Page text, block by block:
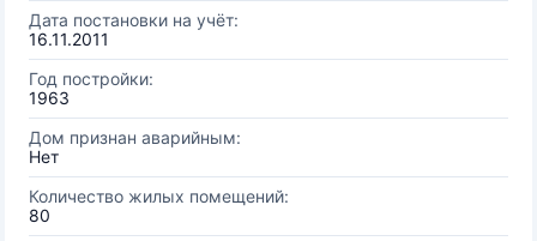
Дата постановки на учёт:
16.11.2011
Год постройки:
1963
Дом признан аварийным:
Нет
Количество жилых помещений:
80